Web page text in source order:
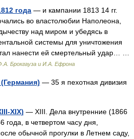
года — и кампании 1813 14 гг.
во властолюбии Наполеона,
над миром и убедясь в
системы для уничтожения
нанести ей смертельный удар… …
Брокгауза и И.А. Ефрона
— 35 я пехотная дивизия
XIX) — XIII. Дела внутренние (1866
в четвертом часу дня,
обычной прогулки в Летнем саду,